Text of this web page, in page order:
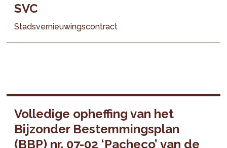
SVC
Stadsvernieuwingscontract
Volledige opheffing van het
Bijzonder Bestemmingsplan
(BBP) nr. 07-02 ‘Pacheco’ van de